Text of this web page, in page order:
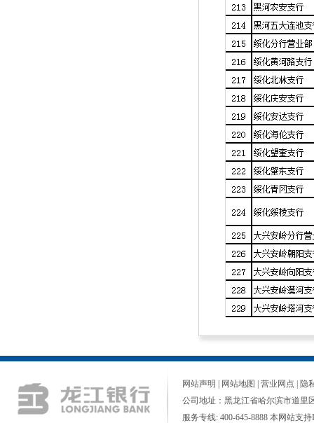
网站声明 网站地图 营业网点
隐
公司地址：黑龙江省哈尔滨市道里
服务专线: 400-645-8888 本网站支持